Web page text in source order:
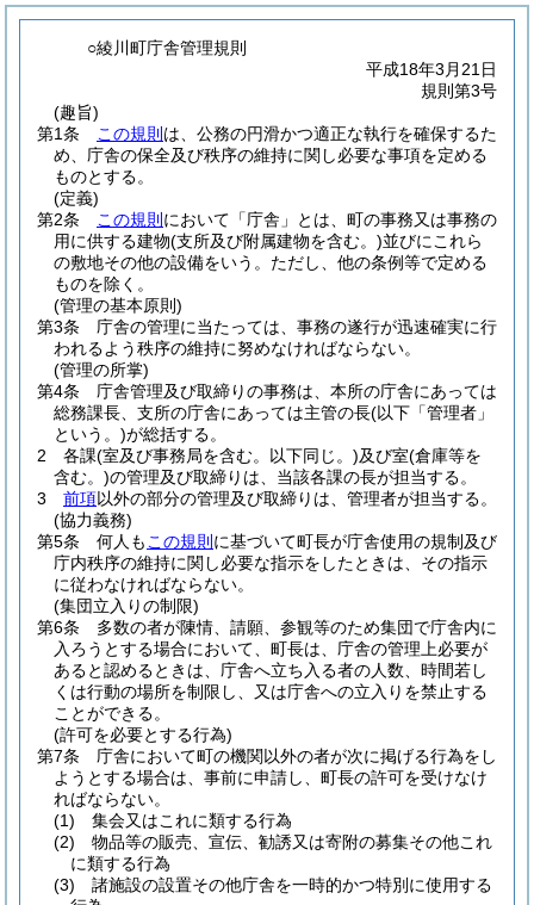
○綾川町庁舎管理規則
平成18年3月21日
規則第3号
(趣旨)
第1条
この規則 は、公務の円滑かつ適正な執行を確保するた
め、庁舎の保全及び秩序の維持に関し必要な事項を定める
ものとする。
(定義)
第2条
この規則 において「庁舎」とは、町の事務又は事務の
用に供する建物(支所及び附属建物を含む。)並びにこれら
の敷地その他の設備をいう。 ただし、他の条例等で定める
ものを除く。
(管理の基本原則)
第3条
庁舎の管理に当たっては、事務の遂行が迅速確実に行
われるよう秩序の維持に努めなければならない。
(管理の所掌)
第4条
庁舎管理及び取締りの事務は、本所の庁舎にあっては
総務課長、支所の庁舎にあっては主管の長(以下「管理者」
という。)が総括する。
2
各課(室及び事務局を含む。以下同じ。)及び室(倉庫等を
含む。)の管理及び取締りは、当該各課の長が担当する。
3
前項以外の部分の管理及び取締りは、管理者が担当する。
(協力義務)
第5条
何人も この規則 に基づいて町長が庁舎使用の規制及び
庁内秩序の維持に関し必要な指示をしたときは、その指示
に従わなければならない。
(集団立入りの制限)
第6条
多数の者が陳情、請願、参観等のため集団で庁舎内に
入ろうとする場合において、町長は、庁舎の管理上必要が
あると認めるときは、庁舎へ立ち入る者の人数、時間若し
くは行動の場所を制限し、又は庁舎への立入りを禁止する
ことができる。
(許可を必要とする行為)
第7条
庁舎において町の機関以外の者が次に掲げる行為をし
ようとする場合は、事前に申請し、町長の許可を受けなけ
ればならない。
(1)
集会又はこれに類する行為
(2)
物品等の販売、宣伝、勧誘又は寄附の募集その他これ
に類する行為
(3)
諸施設の設置その他庁舎を一時的かつ特別に使用する